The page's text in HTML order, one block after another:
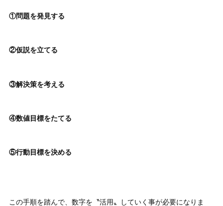
①問題を発見する
②仮説を立てる
③解決策を考える
④数値目標をたてる
⑤行動目標を決める
この手順を踏んで、数字を〝活用〟していく事が必要になりま